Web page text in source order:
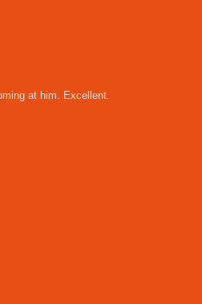
at him. Excellent.